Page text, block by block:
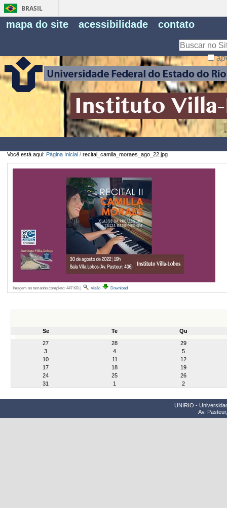
BRASIL
mapa do site acessibilidade contato
Você está aqui: Página Inicial / recital_camila_moraes_ago_22.jpg
Imagem no tamanho completo: 447 KB| Visão Download
Se Te
Qu
27
28
29
3
4
5
10
11
12
17
18
19
24
25
26
31
1 2
UNIRIO -
Av.